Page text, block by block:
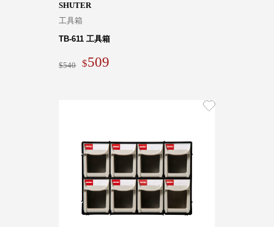
SHUTER
工具箱
TB-611 工具箱
540 509